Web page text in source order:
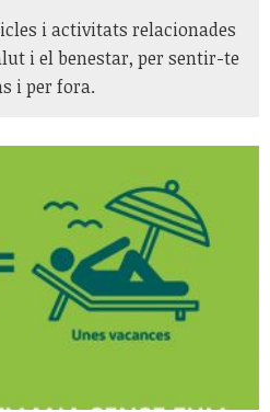
i activitats relacionades
i el benestar, per sentir-te
i per fora.